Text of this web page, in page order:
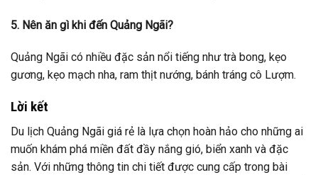
5. Nên ăn gì khi đến Quảng Ngãi?
Quảng Ngãi có nhiều đặc sản nổi tiếng như trà bong, kẹo
gương, kẹo mạch nha, ram thịt nướng, bánh tráng cô Lượm.
Lời kết
Du lịch Quảng Ngãi giá rẻ là lựa chọn hoàn hảo cho những ai
muốn khám phá miền đất đầy nắng gió, biển xanh và đặc
sản. Với những thông tin chi tiết được cung cấp trong bài